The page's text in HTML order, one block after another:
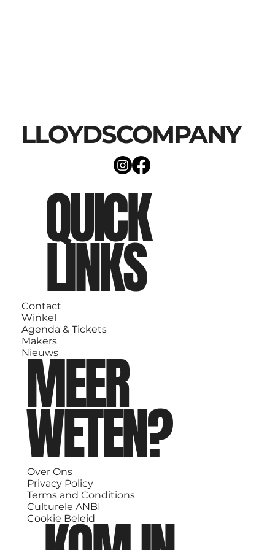
LLOYDSCOMPANY
QUICK
LINKS
Contact
Winkel
Agenda & Tickets
Makers
Nieuws
MEER
WETEN?
Over Ons
Privacy Policy
Terms and Conditions
Culturele ANBI
Cookie Beleid